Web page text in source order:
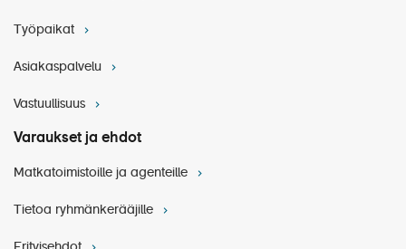
Työpaikat
Asiakaspalvelu
Vastuullisuus
Varaukset ja ehdot
Matkatoimistoille ja agenteille
Tietoa ryhmänkerääjille